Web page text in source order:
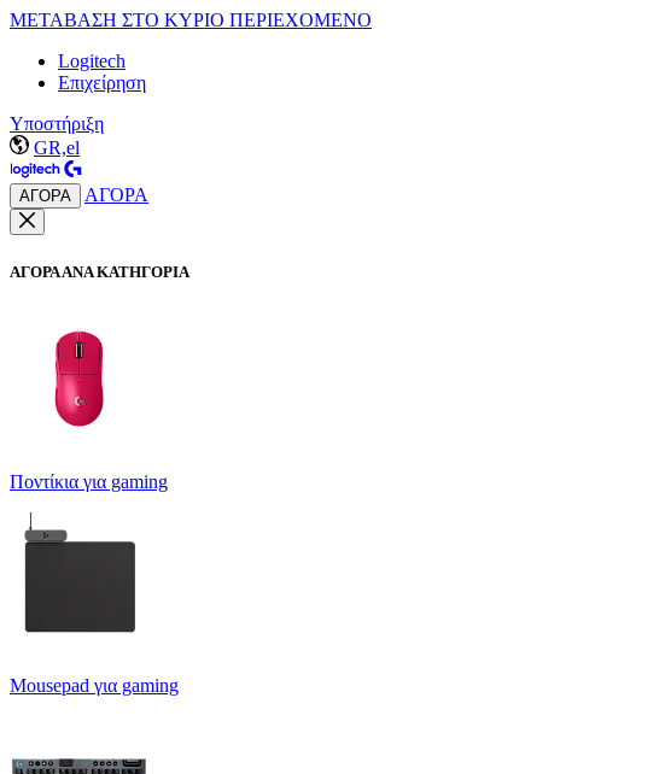
ΜΕΤΑΒΑΣΗ ΣΤΟ ΚΥΡΙΟ ΠΕΡΙΕΧΟΜΕΝΟ
Logitech
Επιχείρηση
Υποστήριξη
GR,el
ΑΓΟΡΑ ΑΓΟΡΑ
ΑΓΟΡΑ ΑΝΑ ΚΑΤΗΓΟΡΙΑ
Ποντίκια για gaming
Mousepad για gaming